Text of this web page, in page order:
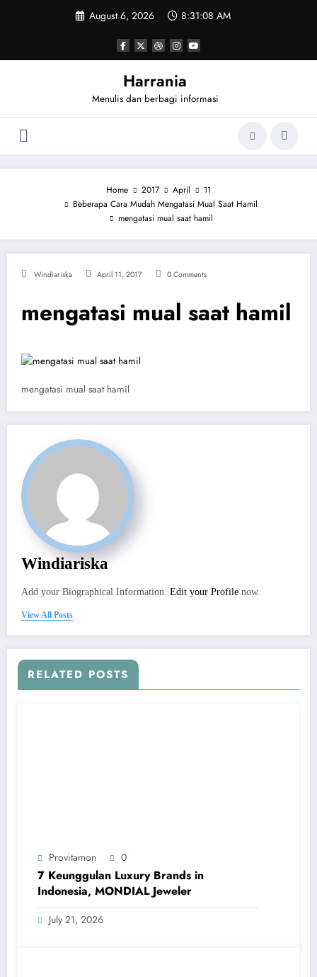
August 6, 2026 8:31:08 AM
Harrania
Menulis dan berbagi informasi
Home 2017 April
11
Beberapa Cara Mudah Mengatasi Mual Saat Hamil
mengatasi mual saat hamil
Windiariska April 11, 2017 0 Comments
mengatasi mual saat hamil
mengatasi mual saat hamil
Windiariska
Add your Biographical Information. Edit your Profile now.
View All Posts
RELATED POSTS
Provitamon 0
7 Keunggulan Luxury Brands in
Indonesia, MONDIAL Jeweler
July 21, 2026